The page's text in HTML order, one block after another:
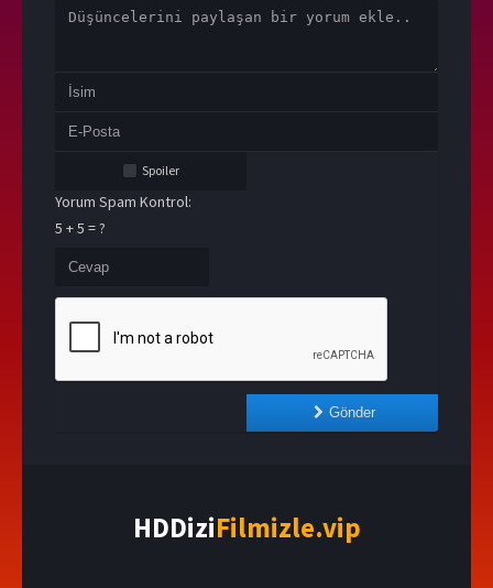
Spoiler
Yorum Spam Kontrol:
5 + 5 = ?
Gönder
HDDiziFilmizle.vip